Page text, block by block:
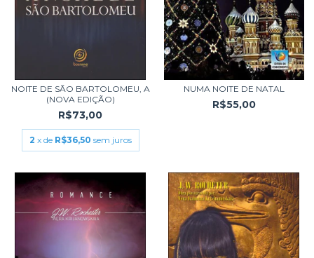
NOITE DE SÃO BARTOLOMEU, A
(NOVA EDIÇÃO)
R$73,00
2 x de R$36,50 sem juros
NUMA NOITE DE NATAL
R$55,00